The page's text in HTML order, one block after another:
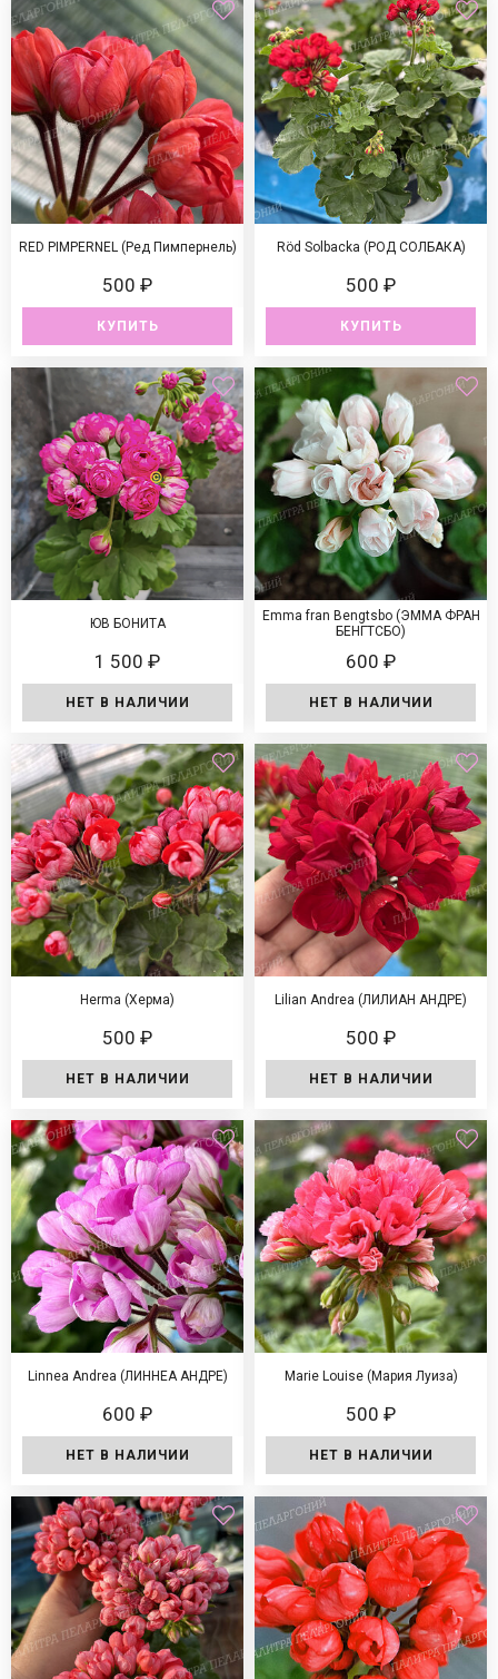
RED PIMPERNEL (Ред Пимпернель)
500 ₽
КУПИТЬ
Röd Solbacka (РОД СОЛБАКА)
500 ₽
КУПИТЬ
ЮВ БОНИТА
1 500 ₽
НЕТ В НАЛИЧИИ
Emma fran Bengtsbo (ЭММА ФРАН
БЕНГТСБО)
600 ₽
НЕТ В НАЛИЧИИ
Herma (Херма)
500 ₽
НЕТ В НАЛИЧИИ
Lilian Andrea (ЛИЛИАН АНДРЕ)
500 ₽
НЕТ В НАЛИЧИИ
Linnea Andrea (ЛИННЕА АНДРЕ)
600 ₽
НЕТ В НАЛИЧИИ
Marie Louise (Мария Луиза)
500 ₽
НЕТ В НАЛИЧИИ